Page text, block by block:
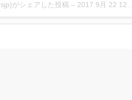
がシェアした投稿 – 2017 9月 22 12:09午前 PDT